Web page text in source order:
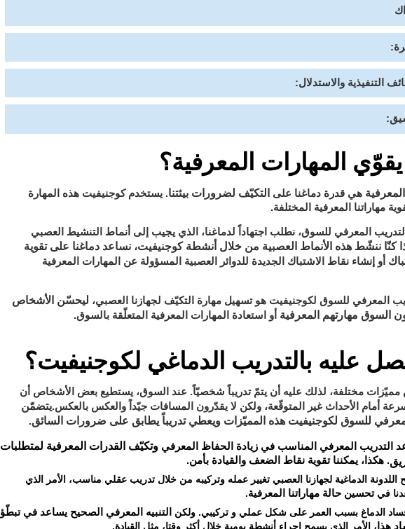
التنفيذية والاستدلال:
المهارات المعرفية؟
هي قدرة دماغنا على التكيّف لضرورات بيئتنا. يستخدم كوجنيفيت هذه المهارة
مهاراتنا المعرفية المختلفة.
المعرفي للسوق، نطلب اجتهاداً لدماغنا، الذي يجيب إلى أنماط التنشيط العصبي
كنّا ننشّط هذه الأنماط العصبية من خلال أنشطة كوجنيفيت، نساعد دماغنا على تقوية
أو إنشاء نقاط الاشتباك الجديدة للدوائر العصبية المسؤولة عن المهارات المعرفية
المعرفي للسوق لكوجنيفيت هو تسهيل مهارة التكيّف لجهازنا العصبي، ليحسّن الأشخاص
السوق مهارتهم المعرفية أو استعادة المهارات المعرفية المتعلّقة بالسوق.
عليه بالتدريب الدماغي لكوجنيفيت؟
مختلفة، لذلك عليه أن يتمّ تدريباً شخصيّاً. عند السوق، يستطيع بعض الأشخاص أن
أمام الأحداث غير المتوقّعة، ولكن لا يقدّرون المسافات جيّداً والعكس بالعكس.يتضمّن
للسوق لكوجنيفيت هذه المميّزات ويعطي تدريباً يطابق على ضرورات السائق.
التدريب المعرفي المناسب في زيادة الحفاظ المعرفي وتكيّف القدرات المعرفية لمتطلبات
. هكذا، يمكننا تقوية نقاط الضعف والقيادة بأمن.
اللدونة الدماغية لجهازنا العصبي تغيير عمله وتركيبه من خلال تدريب عقلي مناسب، الأمر الذي
فيتحسين حالة مهاراتنا المعرفية.
الدماغ بسبب العمر على شكل عملي و تركيبي. ولكن
التنبيه المعرفي الصحيح يساعد في تبطّؤ
هذا ، الأمر الذي يسمح إجراء أنشطة يومية خلال أكثر وقتا، مثل القيادة.